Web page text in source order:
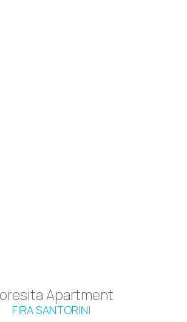
Apartment
FIRA SANTORINI